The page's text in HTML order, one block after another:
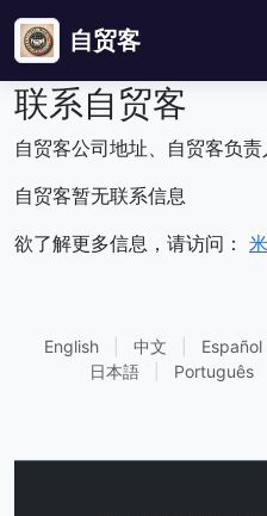
自贸客
联系自贸客
自贸客公司地址、自贸客负责
自贸客暂无联系信息
欲了解更多信息，请访问：
English 中文 Español
日本語
Português